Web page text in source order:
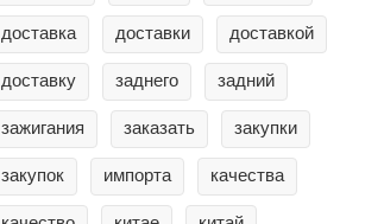
доставка доставки доставкой
доставку заднего задний
зажигания заказать закупки
закупок импорта качества